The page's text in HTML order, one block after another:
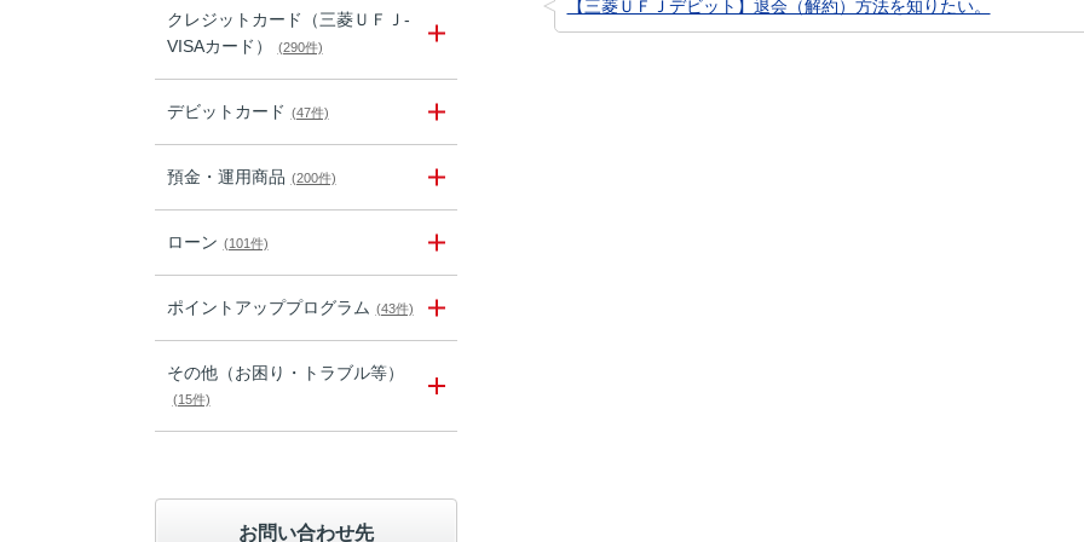
クレジットカード（三菱ＵＦＪ-
VISAカード）
(290件)
デビットカード (47件)
預金・運用商品 (200件)
ローン (101件)
ポイントアッププログラム (43件)
その他（お困り・トラブル等）
(15件)
お問い合わせ先
【三菱ＵＦＪデビット】退会（解約）方法を知りたい。